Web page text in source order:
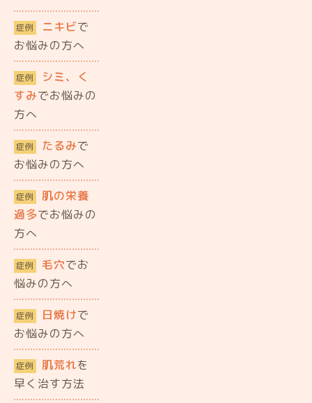
症例 ニキビで
お悩みの方へ
症例
シミ、く
すみでお悩みの
方へ
症例 たるみで
お悩みの方へ
症例
肌の栄養
過多でお悩みの
方へ
症例 毛穴でお
悩みの方へ
症例 日焼けで
お悩みの方へ
症例 肌荒れを
早く治す方法